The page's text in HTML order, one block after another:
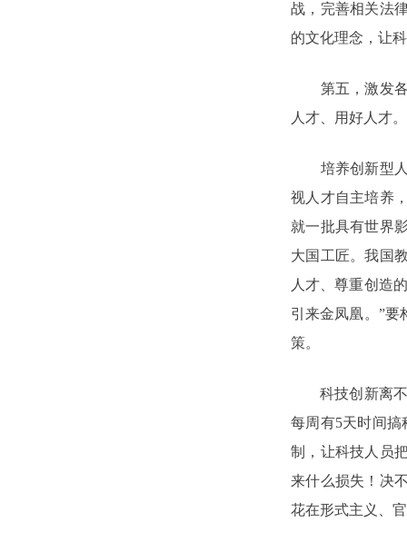
战，完善相关法
的文化理念，让
第五，激发各
人才、用好人才
培养创新型人
视人才自主培养
就一批具有世界
大国工匠。我国
人才、尊重创造
引来金凤凰。”要
策。
科技创新离不
每周有5天时间搞
制，让科技人员
来什么损失！决
花在形式主义、